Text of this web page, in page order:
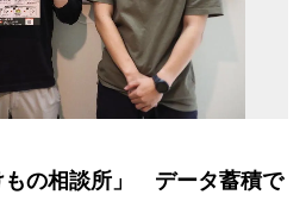
もの相談所」 データ蓄積で